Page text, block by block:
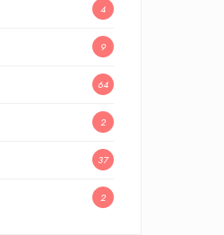
4
9
64
2
37
2